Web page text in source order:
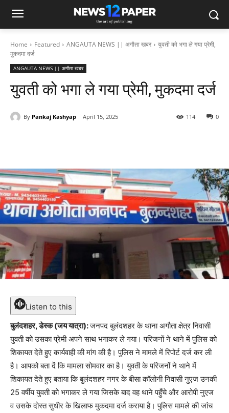
Home Featured ANGAUTA NEWS || अगौता खबर
युवती को भगा ले गया प्रेमी,
मुकदमा दर्ज
ANGAUTA NEWS || अगौता खबर
युवती को भगा ले गया प्रेमी, मुकदमा दर्ज
By Pankaj Kashyap April 15, 2025 0
114
Listen to this
बुलंदशहर, डेस्क (जय यात्रा):जनपद बुलंदशहर के थाना अगौता क्षेत्र निवासी
युवती को उसका प्रेमी अपने साथ भगाकर ले गया। परिजनों ने थाने में पुलिस को
शिकायत देते हुए कार्यवाही की मांग की है। पुलिस ने मामले में रिपोर्ट दर्ज कर ली
है। आपको बता दें कि मामला सोमवार का है। युवती के परिजनों ने थाने में
शिकायत देते हुए बताया कि बुलंदशहर नगर के बीसा कॉलोनी निवासी नुएज उनकी
25 वर्षीय युवती को भगाकर ले गया जिसके बाद वह थाने पहुँचे और आरोपी नुएज
व उसके दोस्त सुधीर के खिलाफ मुकदमा दर्ज कराया है। पुलिस मामले की जांच